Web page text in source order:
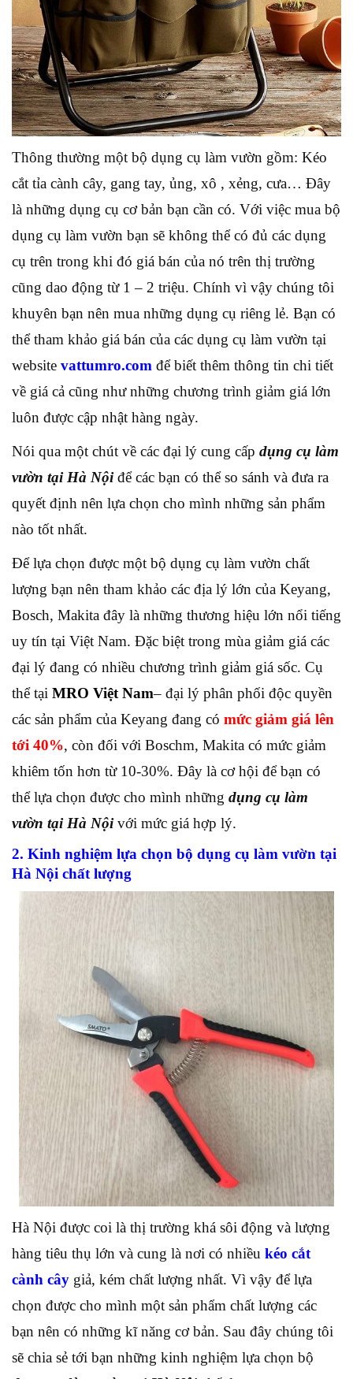
Thông thường một bộ dụng cụ làm vườn gồm: Kéo
cắt tỉa cành cây, gang tay, ủng, xô , xẻng, cưa… Đây
là những dụng cụ cơ bản bạn cần có. Với việc mua bộ
dụng cụ làm vườn bạn sẽ không thể có đủ các dụng
cụ trên trong khi đó giá bán của nó trên thị trường
cũng dao động từ 1 – 2 triệu. Chính vì vậy chúng tôi
khuyên bạn nên mua những dụng cụ riêng lẻ. Bạn có
thể tham khảo giá bán của các dụng cụ làm vườn tại
website vattumro.com để biết thêm thông tin chi tiết
về giá cả cũng như những chương trình giảm giá lớn
luôn được cập nhật hàng ngày.
Nói qua một chút về các đại lý cung cấp dụng cụ làm
vườn tại Hà Nộiđể các bạn có thể so sánh và đưa ra
quyết định nên lựa chọn cho mình những sản phẩm
nào tốt nhất.
Để lựa chọn được một bộ dụng cụ làm vườn chất
lượng bạn nên tham khảo các địa lý lớn của Keyang,
Bosch, Makita đây là những thương hiệu lớn nổi tiếng
uy tín tại Việt Nam. Đặc biệt trong mùa giảm giá các
đại lý đang có nhiều chương trình giảm giá sốc. Cụ
thể tại MRO Việt Nam– đại lý phân phối độc quyền
các sản phẩm của Keyang đang có mức giảm giá lên
tới 40%, còn đối với Boschm, Makita có mức giảm
khiêm tốn hơn từ 10-30%. Đây là cơ hội để bạn có
thể lựa chọn được cho mình những dụng cụ làm
vườn tại Hà Nộivới mức giá hợp lý.
2. Kinh nghiệm lựa chọn bộ dụng cụ làm vườn tại
Hà Nội chất lượng
Hà Nội được coi là thị trường khá sôi động và lượng
hàng tiêu thụ lớn và cung là nơi có nhiều kéo cắt
cành cây giả, kém chất lượng nhất. Vì vậy để lựa
chọn được cho mình một sản phẩm chất lượng các
bạn nên có những kĩ năng cơ bản. Sau đây chúng tôi
sẽ chia sẻ tới bạn những kinh nghiệm lựa chọn bộ